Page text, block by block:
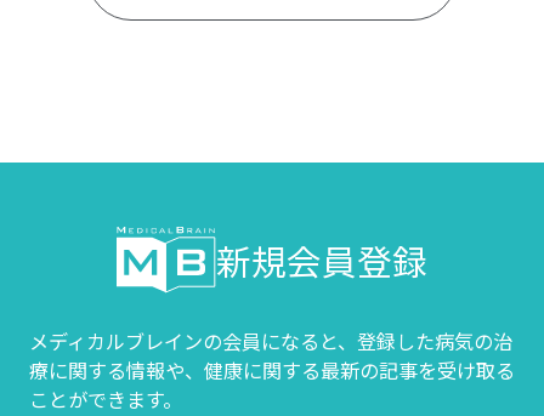
新規会員登録
メディカルブレインの会員になると、登録した病気の治
療に関する情報や、 健康に関する最新の記事を受け取る
ことができます。